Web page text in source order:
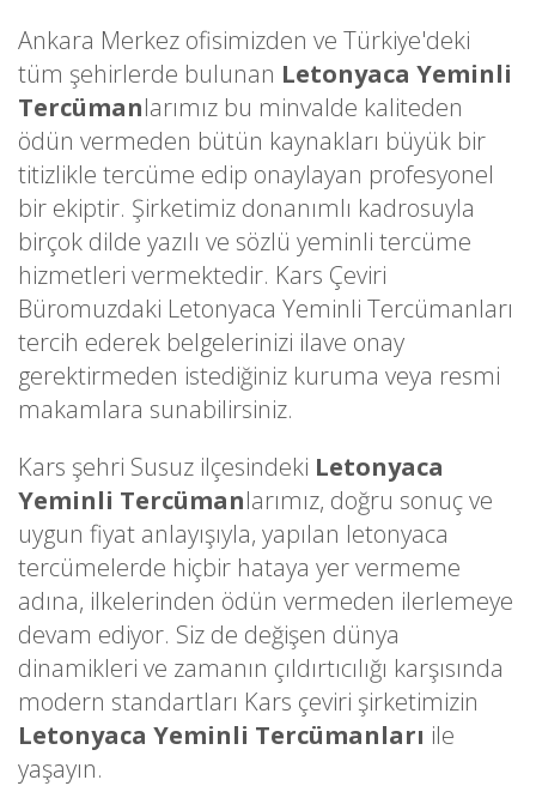
Ankara Merkez ofisimizden ve Türkiye'deki
tüm şehirlerde bulunan Letonyaca Yeminli
Tercümanlarımız bu minvalde kaliteden
ödün vermeden bütün kaynakları büyük bir
titizlikle tercüme edip onaylayan profesyonel
bir ekiptir. Şirketimiz donanımlı kadrosuyla
birçok dilde yazılı ve sözlü yeminli tercüme
hizmetleri vermektedir. Kars Çeviri
Büromuzdaki Letonyaca Yeminli Tercümanları
tercih ederek belgelerinizi ilave onay
gerektirmeden istediğiniz kuruma veya resmi
makamlara sunabilirsiniz.
Kars şehri Susuz ilçesindeki Letonyaca
Yeminli Tercümanlarımız, doğru sonuç ve
uygun fiyat anlayışıyla, yapılan letonyaca
tercümelerde hiçbir hataya yer vermeme
adına, ilkelerinden ödün vermeden ilerlemeye
devam ediyor. Siz de değişen dünya
dinamikleri ve zamanın çıldırtıcılığı karşısında
modern standartları Kars çeviri şirketimizin
Letonyaca Yeminli Tercümanları ile
yaşayın.